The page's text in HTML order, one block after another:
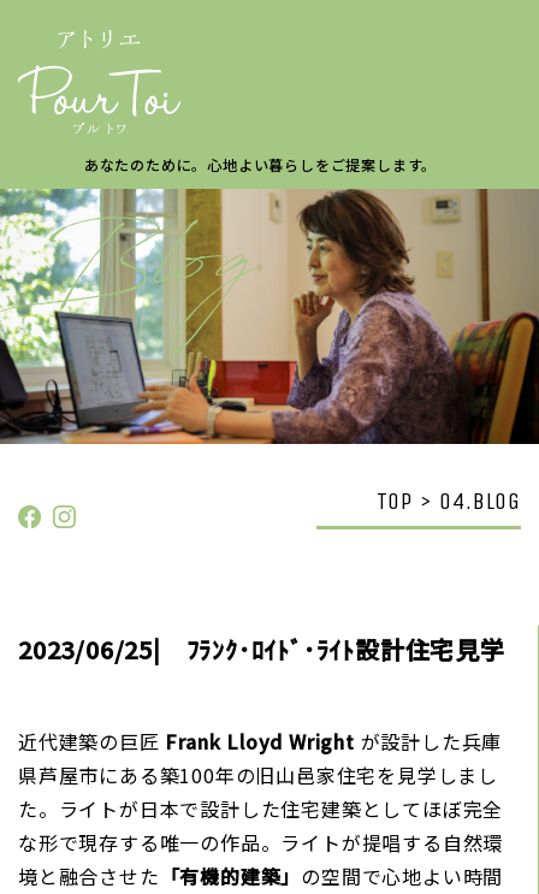
あなたのために。心地よい暮らしをご提案します。
TOP > 04.BLOG
2023/06/25| ﾌﾗﾝｸ･ﾛｲﾄﾞ･ﾗｲﾄ設計住宅見学
近代建築の巨匠 Frank Lloyd Wright が設計した兵庫
県芦屋市にある築100年の旧山邑家住宅を見学しまし
た。ライトが日本で設計した住宅建築としてほぼ完全
な形で現存する唯一の作品。ライトが提唱する自然環
境と融合させた 「有機的建築」 の空間で心地よい時間